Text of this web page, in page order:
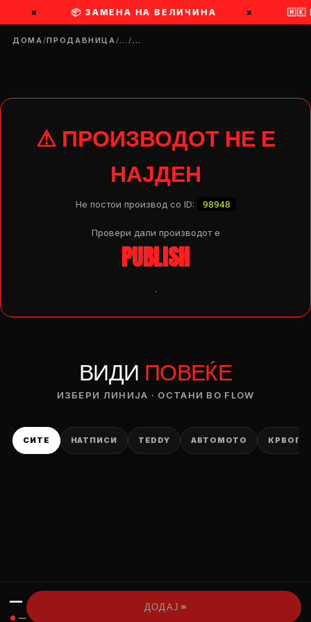
× 📦 ЗАМЕНА НА ВЕЛИЧИНА × 🇲🇰
ДОМА/ПРОДАВНИЦА/…/…
⚠ ПРОИЗВОДОТ НЕ Е
НАЈДЕН
Не постои производ со ID: 98948
Провери дали производот e
PUBLISH
.
ВИДИ ПОВЕЌЕ
ИЗБЕРИ ЛИНИЈА · ОСТАНИ ВО FLOW
СИТЕ НАТПИСИ TEDDY АВТОМОТО
—
● —
ДОДАЈ ›››